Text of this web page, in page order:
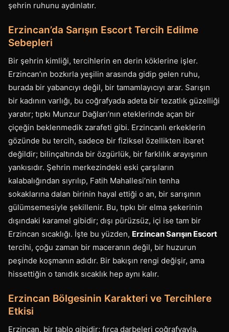
şehrin ruhunu aydınlatır.
Erzincan’da Sarışın Escort Tercih Edilme
Sebepleri
Bir şehrin kimliği, tercihlerin en derin köklerine işler.
Erzincan’ın bozkırla yeşilin arasında gidip gelen ruhu,
burada bir yabancıyı değil, bir tamamlayıcıyı arar. Sarışın
bir kadının varlığı, bu coğrafyada adeta bir tezatlık güzelliği
yaratır; tıpkı Munzur Dağları’nın eteklerinde açan bir
çiçeğin beklenmedik zarafeti gibi. Erzincanlı erkeklerin
gözünde bu tercih, sadece bir fiziksel özellikten ibaret
değildir; bilinçaltında bir özgürlük, bir farklılık arayışının
yankısıdır. Şehrin merkezindeki eski çarşıların
kalabalığından sıyrılıp, Fatih Mahallesi’nin tenha
sokaklarına dalan birinin hayal ettiği o an, bir sarışının
gülümsemesiyle şekillenir. Bu, tıpkı bir elma şekerinin
dışındaki karamel gibidir; dışı pürüzsüz, içi ise tam bir
Erzincan sıcaklığı. İşte bu yüzden, Erzincan Sarışın Escort
tercihi, çoğu zaman bir maceranın değil, bir huzurun
peşinde koşmanın adıdır. Bir bakışın rengi değişir, ama
hissettiğin o tanıdık sıcaklık hep aynı kalır.
Erzincan Bölgesinin Karakteri ve Tercihlere
Etkisi
Erzincan, bir tablo gibidir; fırça darbeleri coğrafyayla,